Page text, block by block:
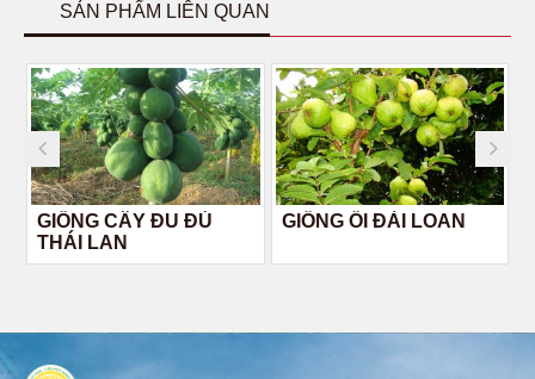
SẢN PHẨM LIÊN QUAN
GIỐNG CÂY ĐU ĐỦ
THÁI LAN
GIỐNG ỔI ĐÀI LOAN